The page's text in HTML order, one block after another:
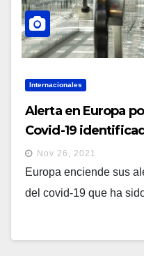
Internacionales
Alerta en Europa
Covid-19
considera más
Nov 26, 2021
Europa enciende sus
del covid-19 que ha